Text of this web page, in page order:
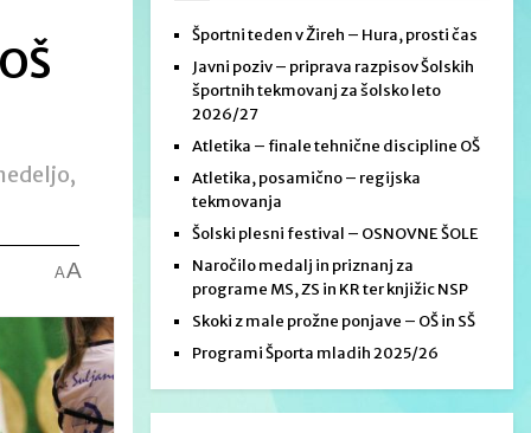
AA
Športni teden v Žireh – Hura, prosti čas
Javni poziv – priprava razpisov Šolskih
športnih tekmovanj za šolsko leto
2026/27
Atletika – finale tehnične discipline OŠ
Atletika, posamično – regijska
tekmovanja
Šolski plesni festival – OSNOVNE ŠOLE
Naročilo medalj in priznanj za
programe MS, ZS in KR ter knjižic NSP
Skoki z male prožne ponjave – OŠ in SŠ
Programi Športa mladih 2025/26